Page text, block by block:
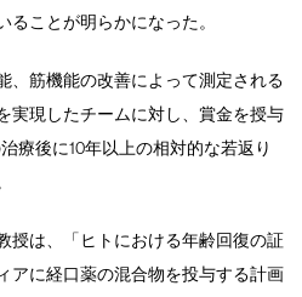
ことが明らかになった。
、筋機能の改善によって測定される
実現したチームに対し、賞金を授与
療後に10年以上の相対的な若返り
授は、「ヒトにおける年齢回復の証
アに経口薬の混合物を投与する計画